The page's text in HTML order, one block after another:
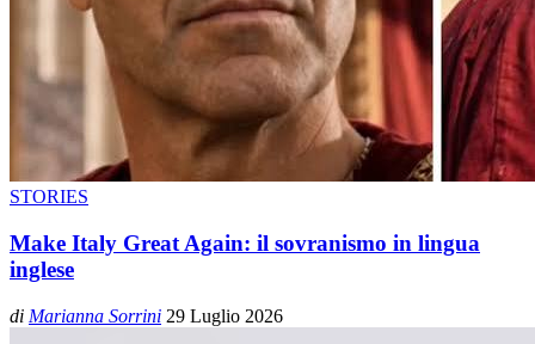
STORIES
Make Italy Great Again: il sovranismo in lingua
inglese
di Marianna Sorrini 29 Luglio 2026